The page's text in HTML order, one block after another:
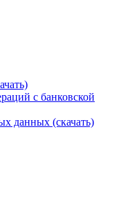
с банковской
данных (скачать)